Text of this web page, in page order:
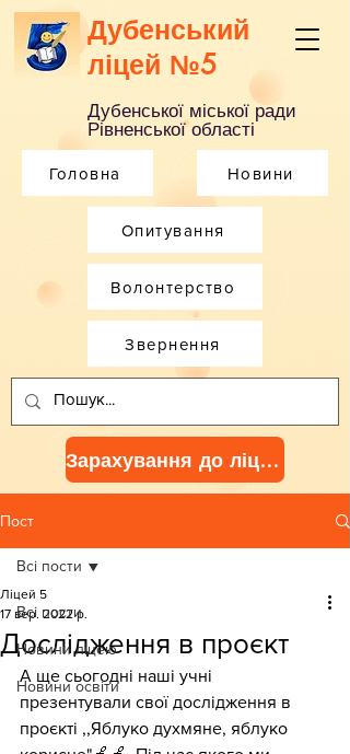
Дубенський
ліцей №5
Дубенської міської ради
Рівненської області
Головна Новини
Опитування
Зарахування до ліцею
Волонтерство
Звернення
Пост
Всі пости
Новини ліцею
Новини освіти
Всі пости
Дослідження в проєкт
Ліцей 5
17 вер. 2022 р.
А ще сьогодні наші учні
презентували свої дослідження в
проєкті ,,Яблуко духмяне, яблуко